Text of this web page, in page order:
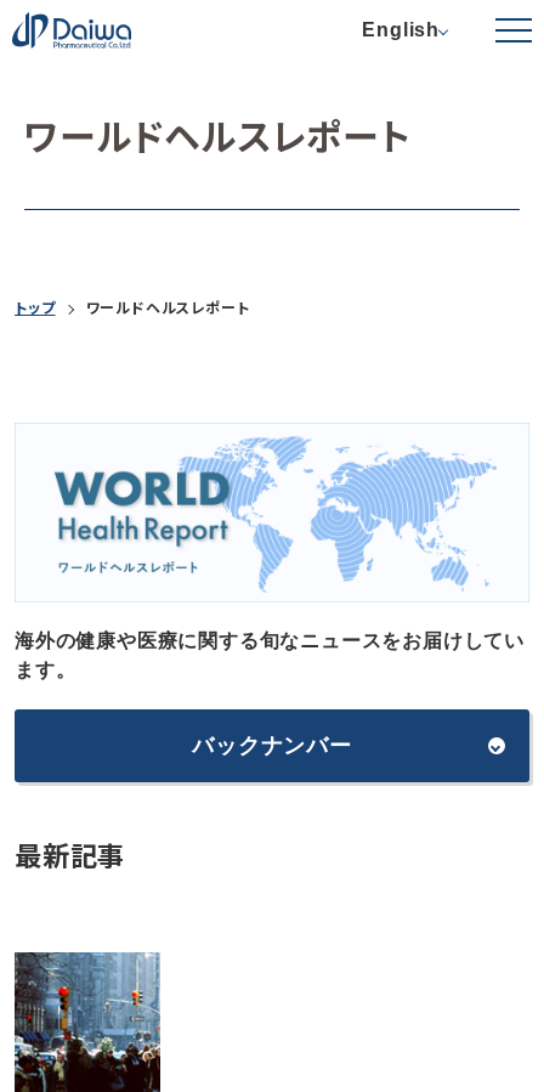
English
ワールドヘルスレポート
トップ ワールドヘルスレポート
海外の健康や医療に関する旬なニュースをお届けしてい
ます。
バックナンバー
最新記事